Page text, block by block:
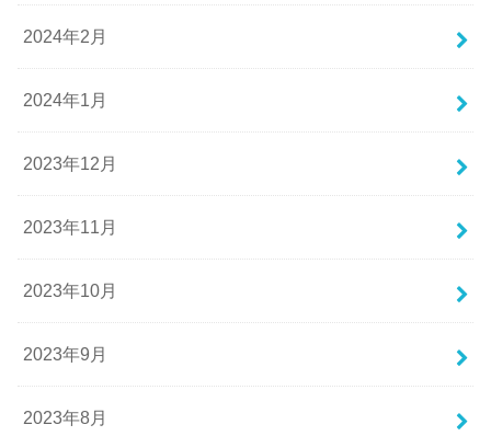
2024年2月
2024年1月
2023年12月
2023年11月
2023年10月
2023年9月
2023年8月